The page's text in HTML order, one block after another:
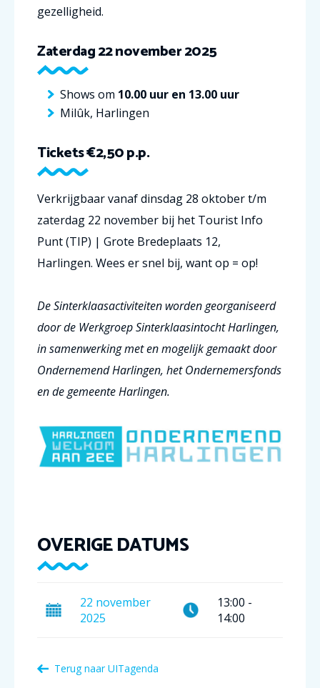
gezelligheid.
Zaterdag 22 november 2025
Shows om 10.00 uur en 13.00 uur
Milûk, Harlingen
Tickets €2,50 p.p.
Verkrijgbaar vanaf dinsdag 28 oktober t/m
zaterdag 22 november bij het Tourist Info
Punt (TIP) | Grote Bredeplaats 12,
Harlingen. Wees er snel bij, want op = op!
De Sinterklaasactiviteiten worden georganiseerd
door de Werkgroep Sinterklaasintocht Harlingen,
in samenwerking met en mogelijk gemaakt door
Ondernemend Harlingen, het Ondernemersfonds
en de gemeente Harlingen.
OVERIGE DATUMS
22 november
2025
13:00 -
14:00
Terug naarUITagenda